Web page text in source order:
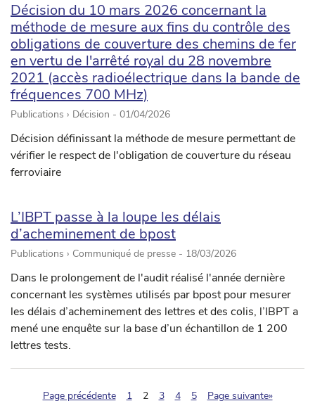
Décision du 10 mars 2026 concernant la
méthode de mesure aux fins du contrôle des
obligations de couverture des chemins de fer
en vertu de l'arrêté royal du 28 novembre
2021 (accès radioélectrique dans la bande de
fréquences 700 MHz)
Publications › Décision - 01/04/2026
Décision définissant la méthode de mesure permettant de
vérifier le respect de l'obligation de couverture du réseau
ferroviaire
L’IBPT passe à la loupe les délais
d’acheminement de bpost
Publications › Communiqué de presse - 18/03/2026
Dans le prolongement de l'audit réalisé l'année dernière
concernant les systèmes utilisés par bpost pour mesurer
les délais d’acheminement des lettres et des colis, l’IBPT a
mené une enquête sur la base d’un échantillon de 1 200
lettres tests.
Page précédente 1 2(pagination.current)
3 4 5 Page suivante»